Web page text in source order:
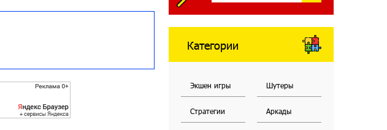
Категории
Экшен игры Шутеры
Стратегии Аркады